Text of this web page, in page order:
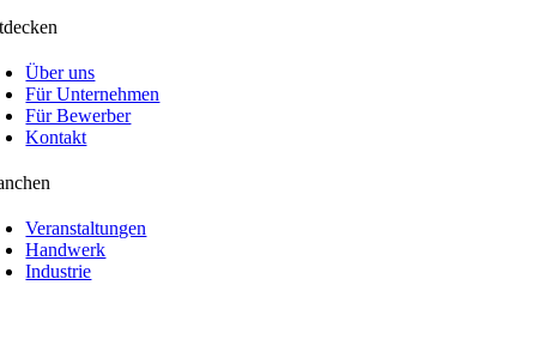
Über uns
Für Unternehmen
Für Bewerber
Kontakt
Veranstaltungen
Handwerk
Industrie